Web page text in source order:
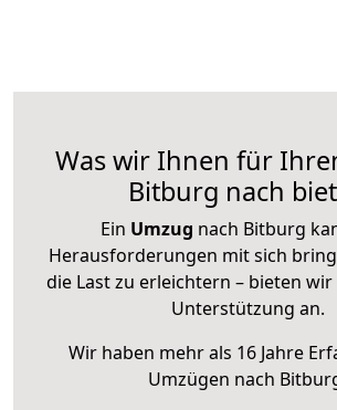
Was wir Ihnen für
Bitburg nach
Ein Umzug nach Bitburg
Herausforderungen mit sich
die Last zu erleichtern – bieten
Unterstützung an.
Wir haben mehr als 16 Jahre
Umzügen nach